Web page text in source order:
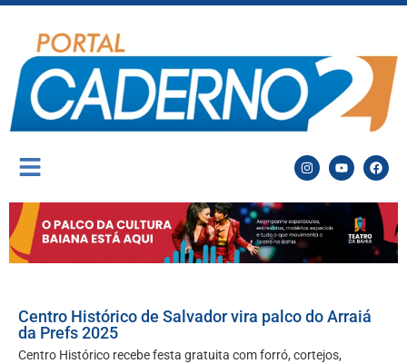
Centro Histórico de Salvador vira palco do Arraiá
da Prefs 2025
Centro Histórico recebe festa gratuita com forró, cortejos,